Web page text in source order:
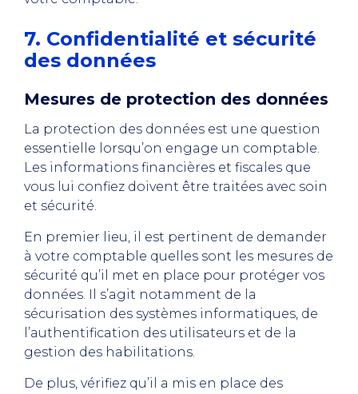
7. Confidentialité et sécurité
des données
Mesures de protection des données
La protection des données est une question
essentielle lorsqu’on engage un comptable.
Les informations financières et fiscales que
vous lui confiez doivent être traitées avec soin
et sécurité.
En premier lieu, il est pertinent de demander
à votre comptable quelles sont les mesures de
sécurité qu’il met en place pour protéger vos
données. Il s’agit notamment de la
sécurisation des systèmes informatiques, de
l’authentification des utilisateurs et de la
gestion des habilitations.
De plus, vérifiez qu’il a mis en place des